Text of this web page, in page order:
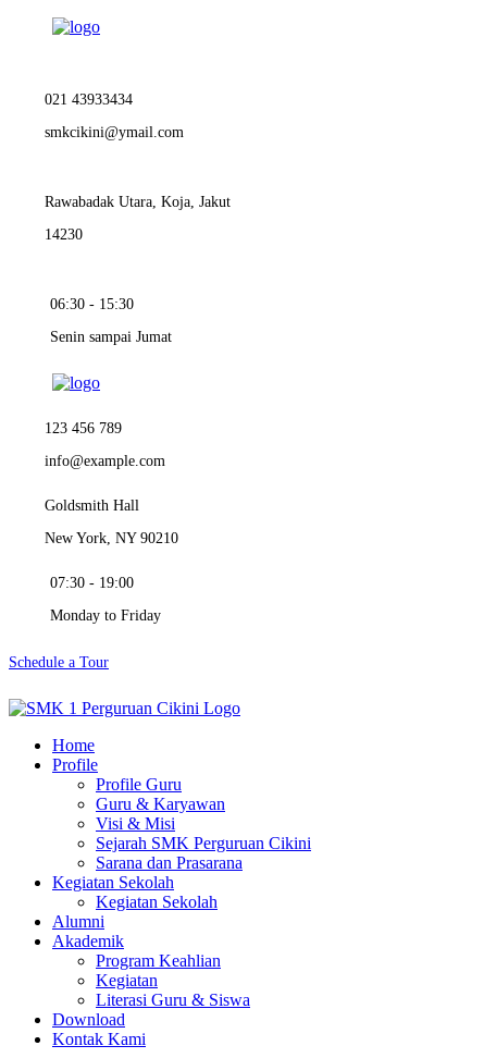
021 43933434
smkcikini@ymail.com
Rawabadak Utara, Koja, Jakut
14230
06:30 - 15:30
Senin sampai Jumat
123 456 789
info@example.com
Goldsmith Hall
New York, NY 90210
07:30 - 19:00
Monday to Friday
Schedule a Tour
Home
Profile
Profile Guru
Guru & Karyawan
Visi & Misi
Sejarah SMK Perguruan Cikini
Sarana dan Prasarana
Kegiatan Sekolah
Kegiatan Sekolah
Alumni
Akademik
Program Keahlian
Kegiatan
Literasi Guru & Siswa
Download
Kontak Kami